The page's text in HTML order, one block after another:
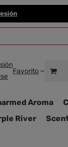
Favorito
Aroma
River